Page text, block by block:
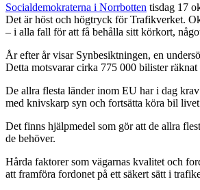
Socialdemokraterna i Norrbotten tisdag 17
Det är höst och högtryck för Trafikverket.
– i alla fall för att få behålla sitt körkort,
År efter år visar Synbesiktningen, en
Detta motsvarar cirka 775 000 bilister
De allra flesta länder inom EU har i dag
med knivskarp syn och fortsätta köra bil
Det finns hjälpmedel som gör att de allra
de behöver.
Hårda faktorer som vägarnas kvalitet och
att framföra fordonet på ett säkert sätt i